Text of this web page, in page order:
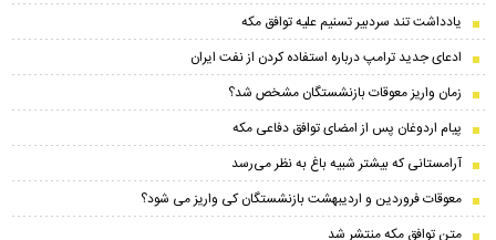
یادداشت تند سردبیر تسنیم علیه توافق مکه
ادعای جدید ترامپ درباره استفاده کردن از نفت ایران
زمان واریز معوقات بازنشستگان مشخص شد؟
پیام اردوغان پس از امضای توافق دفاعی مکه
آرامستانی که بیشتر شبیه باغ به نظر می‌رسد
معوقات فروردین و اردیبهشت بازنشستگان کی واریز می شود؟
متن توافق مکه منتشر شد